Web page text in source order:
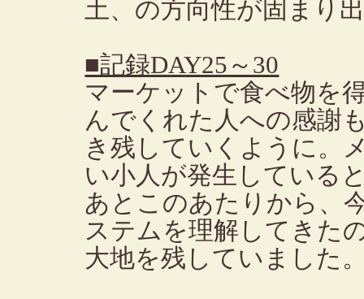
土、の方向性が固まり
■記録DAY25～30
マーケットで食べ物を
んでくれた人への感謝
き残していくように。
い小人が発生している
あとこのあたりから、
ステムを理解してきた
大地を残していました